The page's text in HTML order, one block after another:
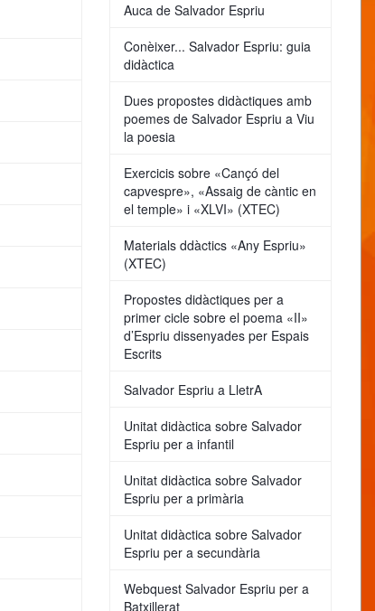
Auca de Salvador Espriu
Conèixer... Salvador Espriu: guia
didàctica
Dues propostes didàctiques amb
poemes de Salvador Espriu a Viu
la poesia
Exercicis sobre «Cançó del
capvespre», «Assaig de càntic en
el temple» i «XLVI» (XTEC)
Materials ddàctics «Any Espriu»
(XTEC)
Propostes didàctiques per a
primer cicle sobre el poema «II»
d’Espriu dissenyades per Espais
Escrits
Salvador Espriu a LletrA
Unitat didàctica sobre Salvador
Espriu per a infantil
Unitat didàctica sobre Salvador
Espriu per a primària
Unitat didàctica sobre Salvador
Espriu per a secundària
Webquest Salvador Espriu per a
Batxillerat